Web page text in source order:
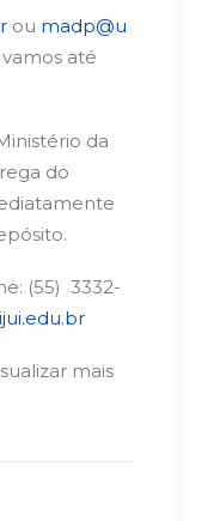
ou madp@u
até
da
do
(55) 3332-
mais